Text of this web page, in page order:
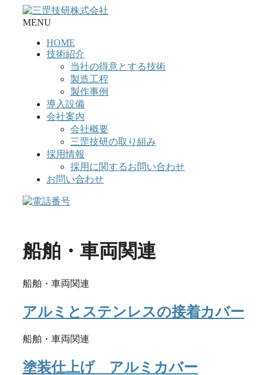
MENU
HOME
技術紹介
当社の得意とする技術
製造工程
製作事例
導入設備
会社案内
会社概要
三罡技研の取り組み
採用情報
採用に関するお問い合わせ
お問い合わせ
船舶・車両関連
船舶・車両関連
アルミとステンレスの接着カバー
船舶・車両関連
塗装仕上げ アルミカバー